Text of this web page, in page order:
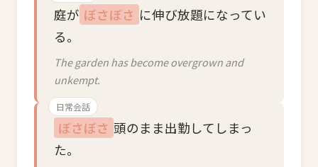
庭が ぼさぼさ に伸び放題になってい
る。
The garden has become overgrown and
unkempt.
日常会話
ぼさぼさ 頭のまま出勤してしまっ
た。